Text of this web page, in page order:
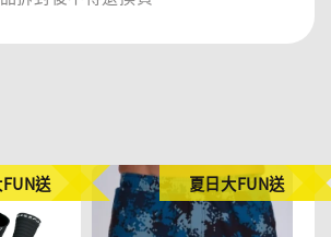
送 夏日大FUN送